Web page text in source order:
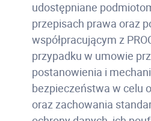
udostępniane
przepisach prawa oraz
współpracującym z
przypadku w umowie
postanowienia i
bezpieczeństwa w celu
oraz zachowania